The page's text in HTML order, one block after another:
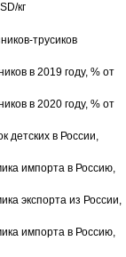
кг
трусиков
в 2019 году, % от
в 2020 году, % от
детских в России,
импорта в Россию,
экспорта из России,
импорта в Россию,